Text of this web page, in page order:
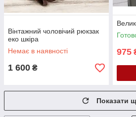
Вінтажний чоловічий рюкзак
еко шкіра
Немає в наявності
1 600 ₴
975
Показати